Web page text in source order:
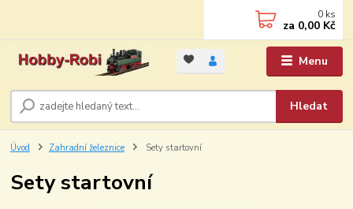
Menu
Hledat
0 ks
za 0,00 Kč
Úvod Zahradní železnice Sety startovní
Sety startovní